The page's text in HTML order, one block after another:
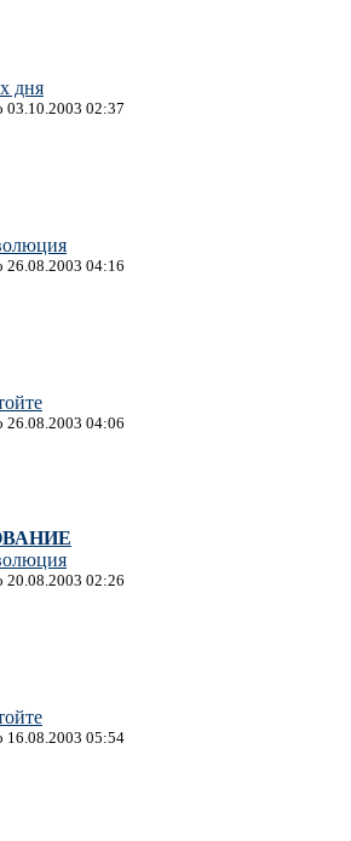
дня
03.10.2003 02:37
26.08.2003 04:16
26.08.2003 04:06
20.08.2003 02:26
16.08.2003 05:54